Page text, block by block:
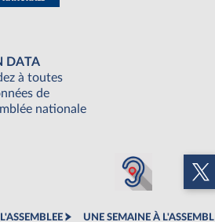
DATA
à toutes
de
nationale
UNE SEMAINE À